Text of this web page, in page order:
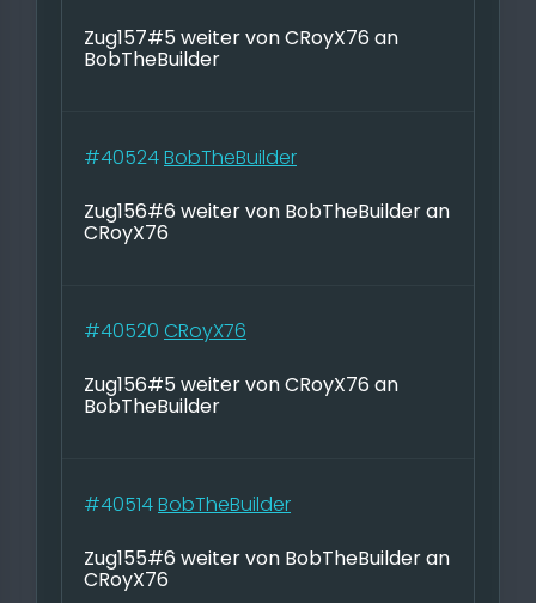
Zug157#5 weiter von CRoyX76 an
BobTheBuilder
#40524BobTheBuilder
Zug156#6 weiter von BobTheBuilder an
CRoyX76
#40520 CRoyX76
Zug156#5 weiter von CRoyX76 an
BobTheBuilder
#40514BobTheBuilder
Zug155#6 weiter von BobTheBuilder an
CRoyX76